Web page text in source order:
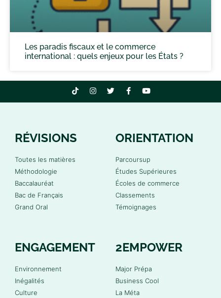
Les paradis fiscaux et le commerce
international : quels enjeux pour les États ?
RÉVISIONS
Toutes les matières
Méthodologie
Baccalauréat
Bac de Français
Grand Oral
ORIENTATION
Parcoursup
Études Supérieures
Écoles de commerce
Classements
Témoignages
ENGAGEMENT
Environnement
Inégalités
Culture
2EMPOWER
Major Prépa
Business Cool
La Méta